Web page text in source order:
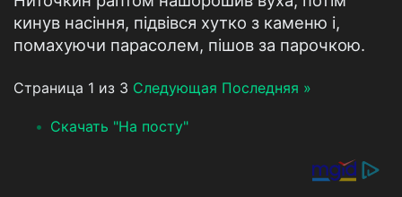
кинув насіння, підвівся хутко з каменю і,
помахуючи парасолем, пішов за парочкою.
Страница 1 из 3 Следующая Последняя »
Скачать "На посту"